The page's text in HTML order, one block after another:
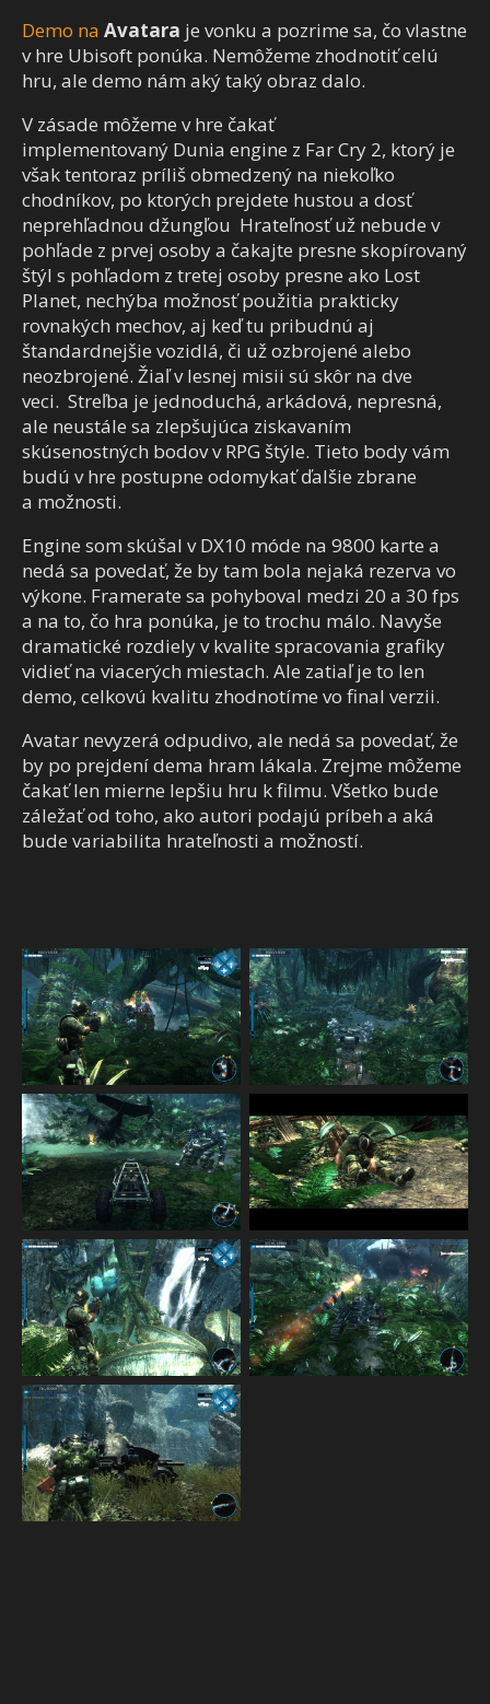
Demo na Avatara je vonku a pozrime sa, čo vlastne
v hre Ubisoft ponúka. Nemôžeme zhodnotiť celú
hru, ale demo nám aký taký obraz dalo.
V zásade môžeme v hre čakať
implementovaný Dunia engine z Far Cry 2, ktorý je
však tentoraz príliš obmedzený na niekoľko
chodníkov, po ktorých prejdete hustou a dosť
neprehľadnou džungľou Hrateľnosť už nebude v
pohľade z prvej osoby a čakajte presne skopírovaný
štýl s pohľadom z tretej osoby presne ako Lost
Planet, nechýba možnosť použitia prakticky
rovnakých mechov, aj keď tu pribudnú aj
štandardnejšie vozidlá, či už ozbrojené alebo
neozbrojené. Žiaľ v lesnej misii sú skôr na dve
veci. Streľba je jednoduchá, arkádová, nepresná,
ale neustále sa zlepšujúca ziskavaním
skúsenostných bodov v RPG štýle. Tieto body vám
budú v hre postupne odomykať ďalšie zbrane
a možnosti.
Engine som skúšal v DX10 móde na 9800 karte a
nedá sa povedať, že by tam bola nejaká rezerva vo
výkone. Framerate sa pohyboval medzi 20 a 30 fps
a na to, čo hra ponúka, je to trochu málo. Navyše
dramatické rozdiely v kvalite spracovania grafiky
vidieť na viacerých miestach. Ale zatiaľ je to len
demo, celkovú kvalitu zhodnotíme vo final verzii.
Avatar nevyzerá odpudivo, ale nedá sa povedať, že
by po prejdení dema hram lákala. Zrejme môžeme
čakať len mierne lepšiu hru k filmu. Všetko bude
záležať od toho, ako autori podajú príbeh a aká
bude variabilita hrateľnosti a možností.